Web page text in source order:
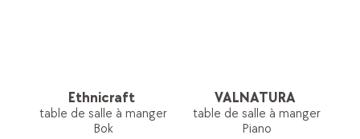
Ethnicraft
table de salle à manger
Bok
VALNATURA
table de salle à manger
Piano